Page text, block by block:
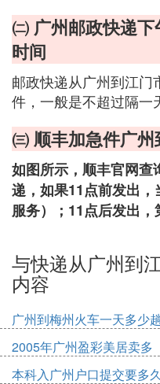
㈡ 广州邮政快递
时间
邮政快递从广州到江门
件，一般是不超过隔一
㈢ 顺丰加急件广
如图所示，顺丰官网查
递，如果11点前发出
服务）；11点后发出，
与快递从广州到
内容
广州到梅州火车一天多少
2005年广州盈彩美居卖多
少钱
本科入广州户口提交要多久